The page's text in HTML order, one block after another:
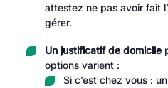
attestez ne pas avoir fait
gérer.
Un justificatif de domicile
options varient :
Si c’est chez vous :